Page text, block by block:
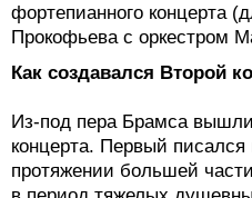
фортепианного концерта
Прокофьева с оркестром
Как создавался Второй
Из-под пера Брамса
концерта. Первый
протяжении большей части